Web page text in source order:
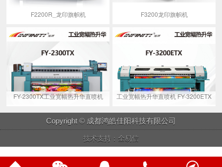
F2200R_龙印旗帜机 F3200龙印旗帜机
FY-2300TX工业宽幅热升华直喷机 工业宽幅热升华直喷机 FY-3200ETX
Copyright © 成都鸿皓佳阳科技有限公司
技术支持：全易信